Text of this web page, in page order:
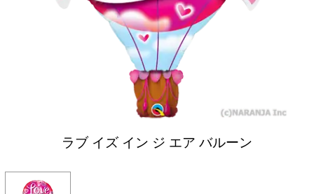
ラブ イズ イン ジ エア バルーン